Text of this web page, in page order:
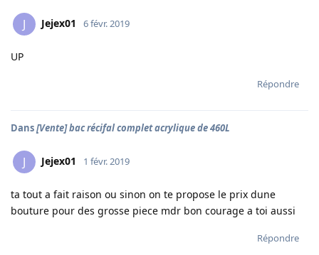
J Jejex01 6 févr. 2019
UP
Répondre
Dans[Vente] bac récifal complet acrylique de 460L
J Jejex01 1 févr. 2019
ta tout a fait raison ou sinon on te propose le prix dune
bouture pour des grosse piece mdr bon courage a toi aussi
Répondre